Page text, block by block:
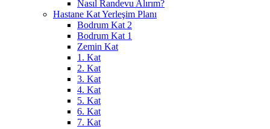
Nasıl Randevu Alırım?
Hastane Kat Yerleşim Planı
Bodrum Kat 2
Bodrum Kat 1
Zemin Kat
1. Kat
2. Kat
3. Kat
4. Kat
5. Kat
6. Kat
7. Kat